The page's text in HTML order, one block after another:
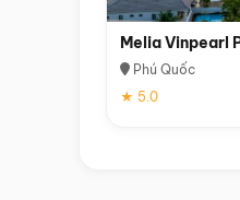
Melia Vinpearl
Phú Quốc
★ 5.0